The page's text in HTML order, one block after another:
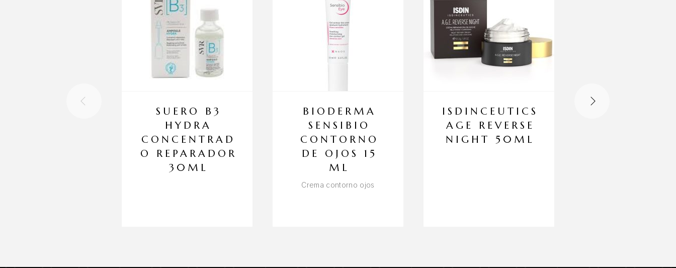
SUERO B3
HYDRA
CONCENTRAD
O REPARADOR
30ML
BIODERMA
SENSIBIO
CONTORNO
DE OJOS 15
ML
Crema contorno ojos
ISDINCEUTICS
AGE REVERSE
NIGHT 50ML